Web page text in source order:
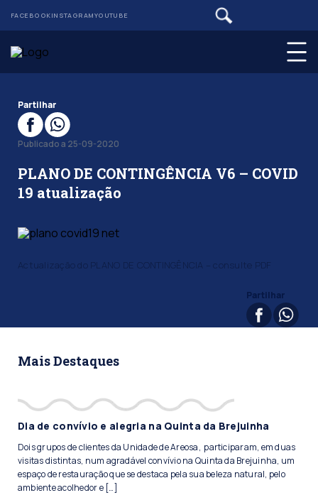
FACEBOOKINSTAGRAMYOUTUBE
Partilhar
Publicado a 25-09-2020
PLANO DE CONTINGÊNCIA V6 – COVID
19 atualização
Actualização do PLANO DE CONTINGÊNCIA – consulte PDF
Partilhar
Mais Destaques
Dia de convívio e alegria na Quinta da Brejuinha
Dois grupos de clientes da Unidade de Areosa, participaram, em duas
visitas distintas, num agradável convívio na Quinta da Brejuinha, um
espaço de restauração que se destaca pela sua beleza natural, pelo
ambiente acolhedor e […]